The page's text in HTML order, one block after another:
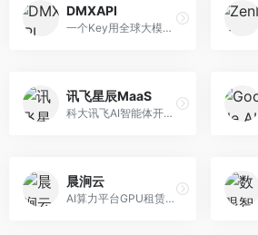
DMXAPI
一个Key用全球大模型的聚合平台。面向开发者，提供多模型统一API、简化接入、成本控制等服务，接入便捷。
讯飞星辰MaaS
科大讯飞AI智能体开发平台，专注于企业级模型服务。面向企业用户，提供模型调用、智能体创建、行业解决方案等服务，中文能力突出。
晨涧云
AI算力平台GPU租赁服务，专注于弹性算力。面向开发者和研究者，提供GPU租赁、弹性调度、成本优化等服务，算力灵活。